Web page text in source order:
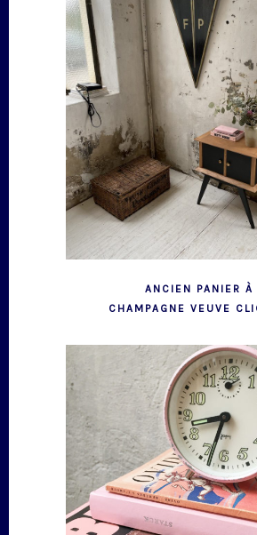
ANCIEN PANIER À
CHAMPAGNE VEUVE